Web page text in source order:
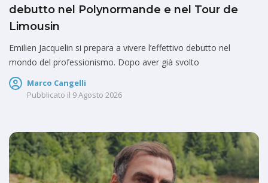
debutto nel Polynormande e nel Tour de
Limousin
Emilien Jacquelin si prepara a vivere l’effettivo debutto nel
mondo del professionismo. Dopo aver già svolto
Marco Cangelli
Pubblicato il 9 Agosto 2026